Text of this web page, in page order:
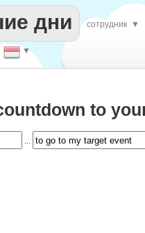
▼
дни сотрудник ▼
to